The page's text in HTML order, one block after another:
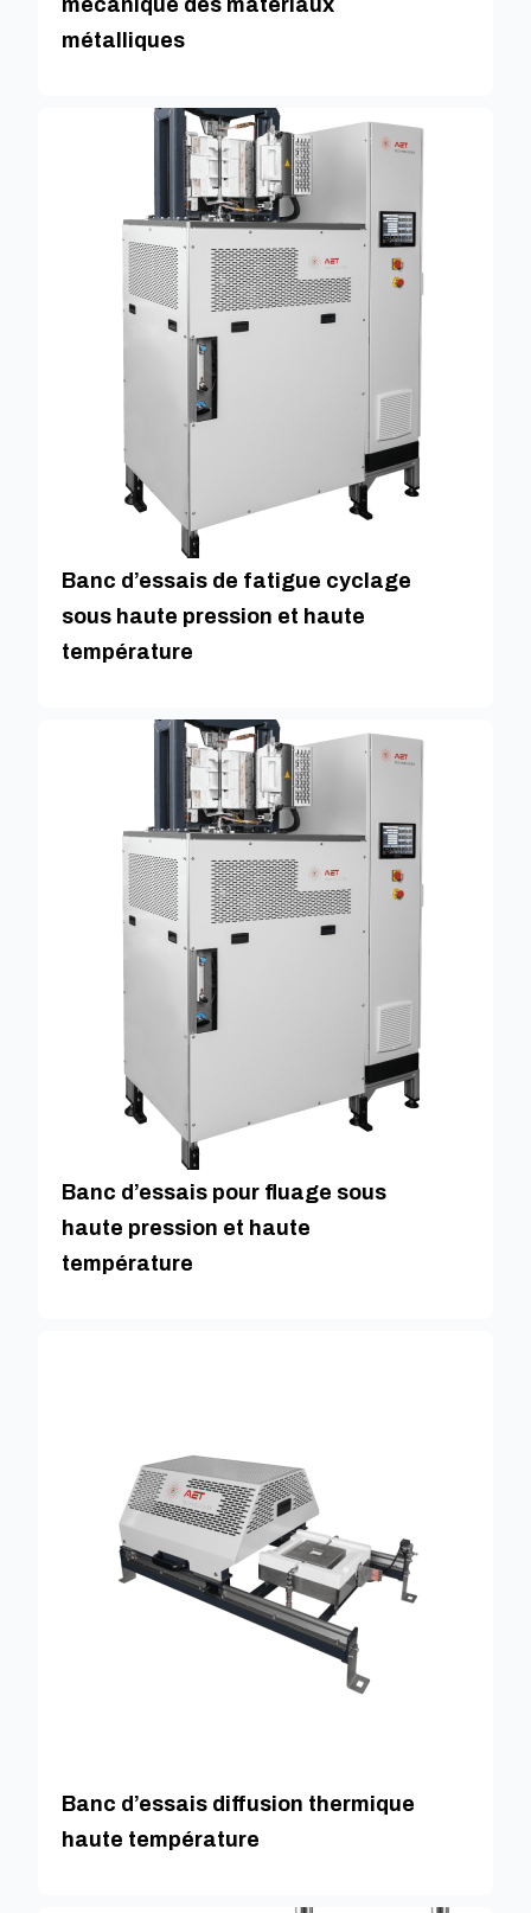
mécanique des matériaux
métalliques
Banc d’essais de fatigue cyclage
sous haute pression et haute
température
Banc d’essais pour fluage sous
haute pression et haute
température
Banc d’essais diffusion thermique
haute température